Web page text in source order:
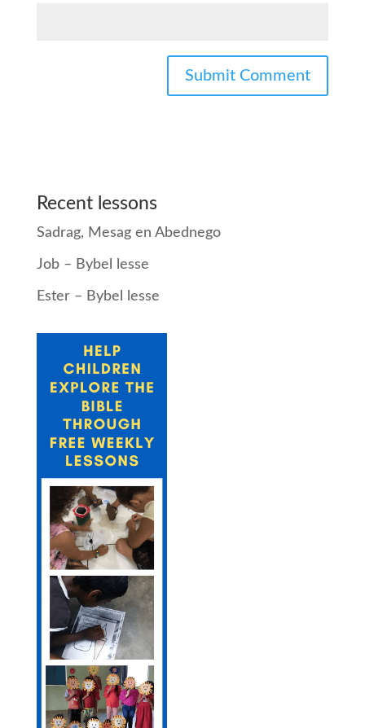
Recent lessons
Sadrag, Mesag en Abednego
Job – Bybel lesse
Ester – Bybel lesse